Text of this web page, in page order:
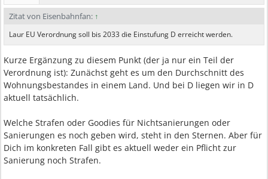
Zitat von Eisenbahnfan: ↑
Laur EU Verordnung soll bis 2033 die Einstufung D erreicht werden.
Kurze Ergänzung zu diesem Punkt (der ja nur ein Teil der
Verordnung ist): Zunächst geht es um den Durchschnitt des
Wohnungsbestandes in einem Land. Und bei D liegen wir in D
aktuell tatsächlich.
Welche Strafen oder Goodies für Nichtsanierungen oder
Sanierungen es noch geben wird, steht in den Sternen. Aber für
Dich im konkreten Fall gibt es aktuell weder ein Pflicht zur
Sanierung noch Strafen.